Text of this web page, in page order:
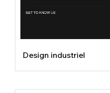
Design industriel